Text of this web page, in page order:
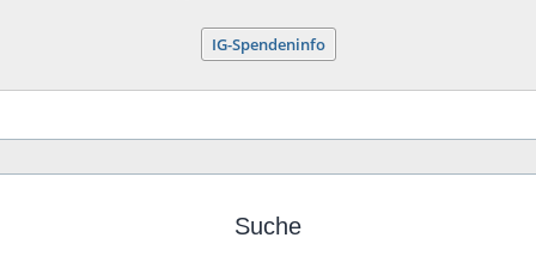
IG-Spendeninfo
Suche